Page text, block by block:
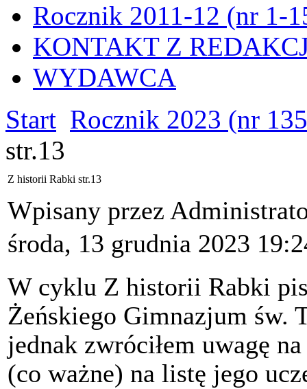
Rocznik 2011-12 (nr 1-
KONTAKT Z
WYDAWCA
Start Rocznik 2023 (nr
str.13
Z historii Rabki str.13
Wpisany przez
środa, 13 grudnia 2023
W cyklu Z historii Rabki
Żeńskiego Gimnazjum św.
jednak zwróciłem uwagę
(co ważne) na listę jego